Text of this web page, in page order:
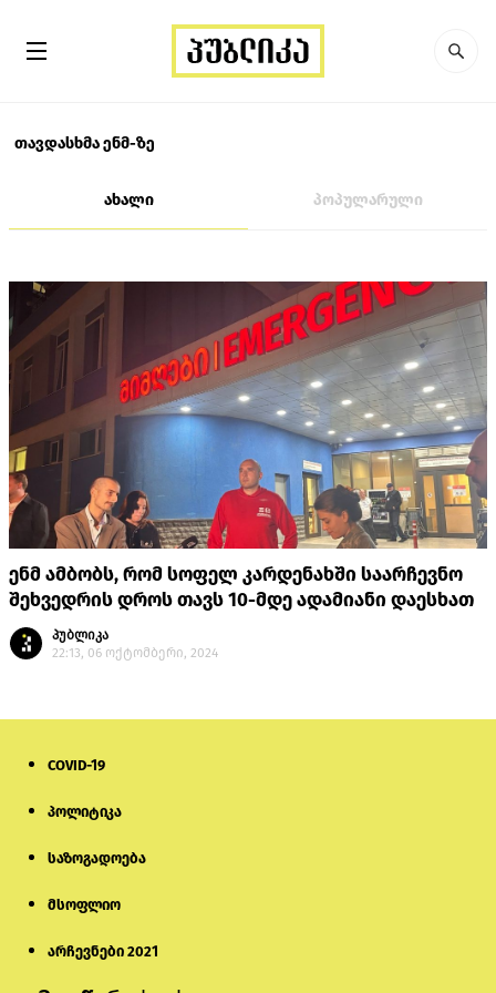
თავდასხმა ენმ-ზე
ახალი პოპულარული
ენმ ამბობს, რომ სოფელ კარდენახში საარჩევნო
შეხვედრის დროს თავს 10-მდე ადამიანი დაესხათ
პუბლიკა
22:13, 06 ოქტომბერი, 2024
COVID-19
პოლიტიკა
საზოგადოება
მსოფლიო
არჩევნები 2021